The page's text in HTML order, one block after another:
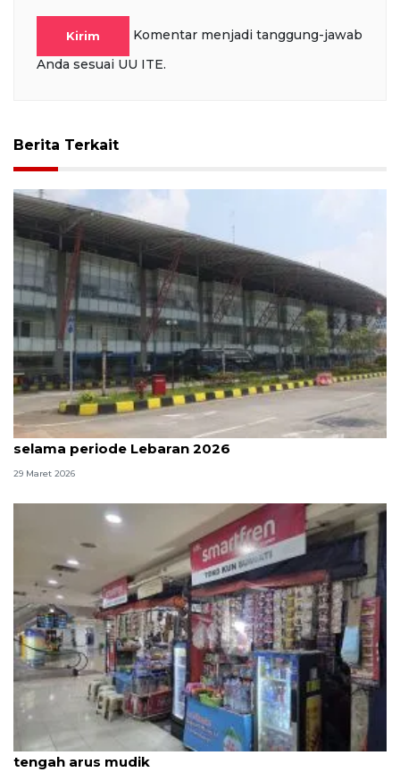
Kirim
Komentar menjadi tanggung-jawab
Anda sesuai UU ITE.
Berita Terkait
Pulo Gebang layani ratusan ribu penumpang
selama periode Lebaran 2026
29 Maret 2026
Pedagang di Terminal Pulo Gebang raup untung di
tengah arus mudik